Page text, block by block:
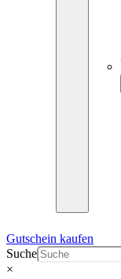
Gutschein kaufen
Suche
×